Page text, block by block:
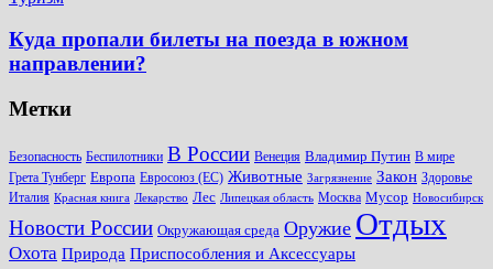
Куда пропали билеты на поезда в южном
направлении?
Метки
Безопасность Беспилотники В России Венеция Владимир Путин В мире
Грета Тунберг Европа Евросоюз (ЕС) Животные Загрязнение Закон Здоровье
Италия Красная книга Лекарство Лес Липецкая область Москва Мусор Новосибирск
Новости России Окружающая среда Оружие Отдых
Охота Природа Приспособления и Аксессуары